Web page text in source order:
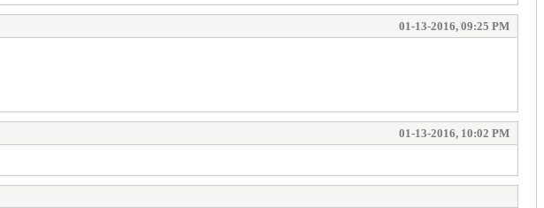
01-13-2016, 09:25 PM
01-13-2016, 10:02 PM